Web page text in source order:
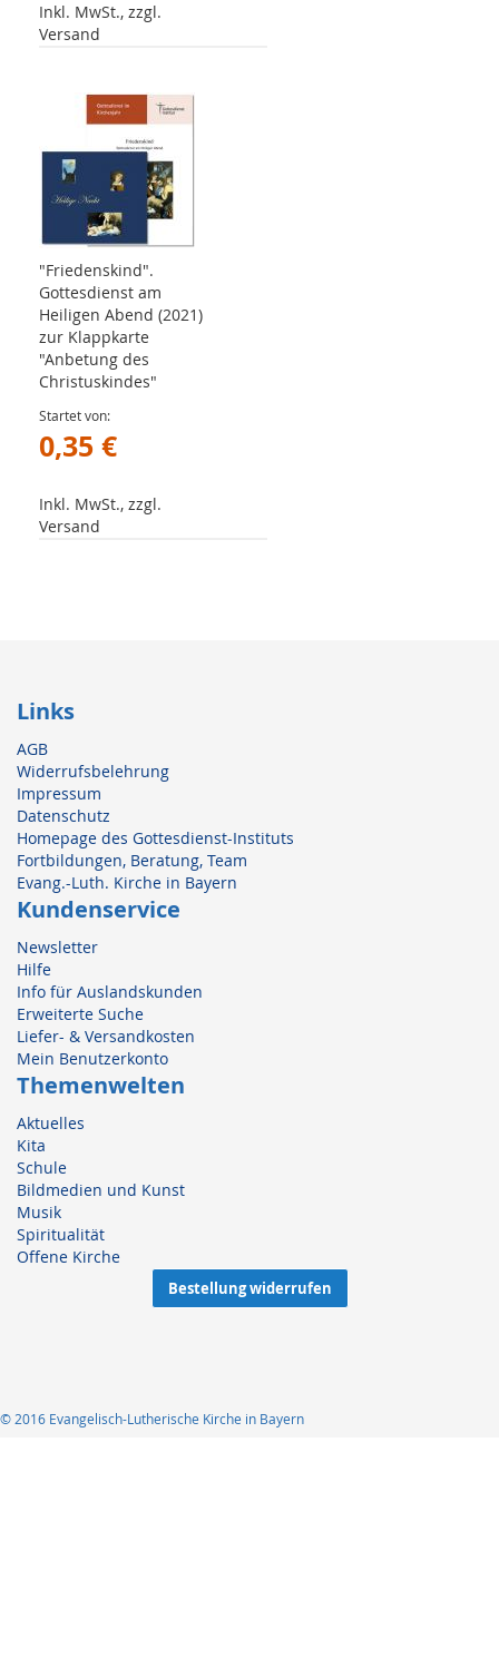
Inkl. MwSt., zzgl.
Versand
"Friedenskind".
Gottesdienst am
Heiligen Abend (2021)
zur Klappkarte
"Anbetung des
Christuskindes"
Startet von
0,35 €
Inkl. MwSt., zzgl.
Versand
Links
AGB
Widerrufsbelehrung
Impressum
Datenschutz
Homepage des Gottesdienst-Instituts
Fortbildungen, Beratung, Team
Evang.-Luth. Kirche in Bayern
Kundenservice
Newsletter
Hilfe
Info für Auslandskunden
Erweiterte Suche
Liefer- & Versandkosten
Mein Benutzerkonto
Themenwelten
Aktuelles
Kita
Schule
Bildmedien und Kunst
Musik
Spiritualität
Offene Kirche
Bestellung widerrufen
© 2016 Evangelisch-Lutherische Kirche in Bayern